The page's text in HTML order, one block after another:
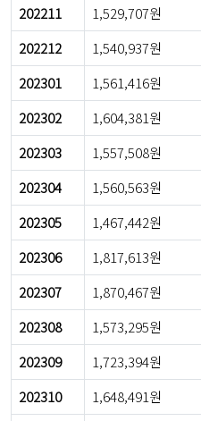
202211 1,529,707원
202212
1,540,937원
202301
1,561,416원
202302
1,604,381원
202303
1,557,508원
202304
1,560,563원
202305
1,467,442원
202306
1,817,613원
202307
1,870,467원
202308
1,573,295원
202309
1,723,394원
202310
1,648,491원